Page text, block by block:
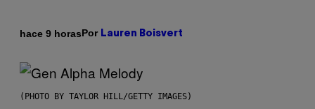
hace 9 horasPor Lauren Boisvert
(PHOTO BY TAYLOR HILL/GETTY IMAGES)